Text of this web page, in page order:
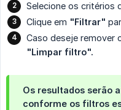
Selecione os critérios
Clique em "Filtrar"
Caso deseje remover
"Limpar filtro".
Os resultados serão
conforme os filtros